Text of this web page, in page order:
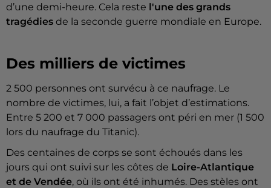
d’une demi-heure. Cela reste l'une des grands
tragédies de la seconde guerre mondiale en Europe.
Des milliers de victimes
2 500 personnes ont survécu à ce naufrage. Le
nombre de victimes, lui, a fait l’objet d’estimations.
Entre 5 200 et 7 000 passagers ont péri en mer (1 500
lors du naufrage du Titanic).
Des centaines de corps se sont échoués dans les
jours qui ont suivi sur les côtes de Loire-Atlantique
et de Vendée, où ils ont été inhumés. Des stèles ont